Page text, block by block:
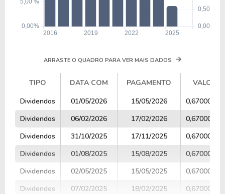
ARRASTE O QUADRO PARA VER MAIS DADOS
TIPO DATA COM PAGAMENTO
VALOR
TIPO
DATA COM PAGAMENTO VALOR
Dividendos 01/05/2026 15/05/2026
0,67000000
Dividendos
06/02/2026 17/02/2026
0,67000000
Dividendos
31/10/2025 17/11/2025
0,67000000
Dividendos
01/08/2025 15/08/2025
0,67000000
Dividendos
02/05/2025 15/05/2025
0,67000000
Dividendos
07/02/2025 18/02/2025
0,67000000